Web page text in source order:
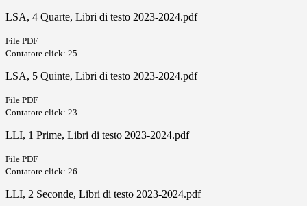
LSA, 4 Quarte, Libri di testo 2023-2024.pdf
File PDF
Contatore click: 25
LSA, 5 Quinte, Libri di testo 2023-2024.pdf
File PDF
Contatore click: 23
LLI, 1 Prime, Libri di testo 2023-2024.pdf
File PDF
Contatore click: 26
LLI, 2 Seconde, Libri di testo 2023-2024.pdf